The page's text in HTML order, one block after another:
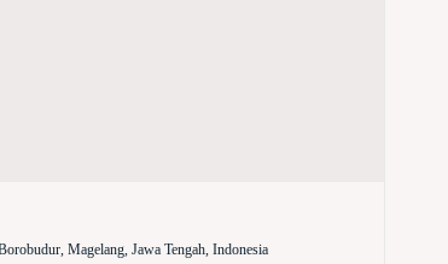
Magelang, Jawa Tengah, Indonesia